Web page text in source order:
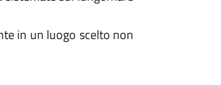
in un luogo scelto non